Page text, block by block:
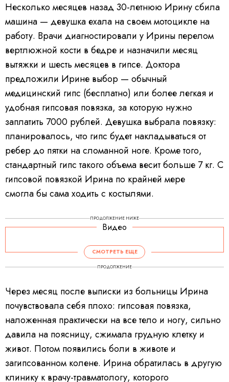
Несколько месяцев назад 30-летнюю Ирину сбила
машина — девушка ехала на своем мотоцикле на
работу. Врачи диагностировали у Ирины перелом
вертлюжной кости в бедре и назначили месяц
вытяжки и шесть месяцев в гипсе. Доктора
предложили Ирине выбор — обычный
медицинский гипс (бесплатно) или более легкая и
удобная гипсовая повязка, за которую нужно
заплатить 7000 рублей. Девушка выбрала повязку:
планировалось, что гипс будет накладываться от
ребер до пятки на сломанной ноге. Кроме того,
стандартный гипс такого объема весит больше 7 кг. С
гипсовой повязкой Ирина по крайней мере
смогла бы сама ходить с костылями.
ПРОДОЛЖЕНИЕ НИЖЕ
Видео
i
d
e
o
P
l
r
i
d
n
g
СМОТРЕТЬ ЕЩЕ
ПРОДОЛЖЕНИЕ
Через месяц после выписки из больницы Ирина
почувствовала себя плохо: гипсовая повязка,
наложенная практически на все тело и ногу, сильно
давила на поясницу, сжимала грудную клетку и
живот. Потом появились боли в животе и
загипсованном колене. Ирина обратилась в другую
клинику к врачу-травматологу, которого